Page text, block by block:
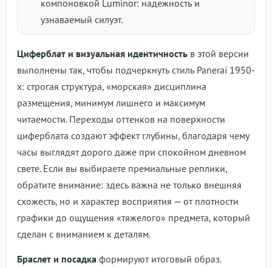
компоновкой Luminor: надежность и
узнаваемый силуэт.
Циферблат и визуальная идентичность в этой версии
выполнены так, чтобы подчеркнуть стиль Panerai 1950-
х: строгая структура, «морская» дисциплина
размещения, минимум лишнего и максимум
читаемости. Переходы оттенков на поверхности
циферблата создают эффект глубины, благодаря чему
часы выглядят дорого даже при спокойном дневном
свете. Если вы выбираете премиальные реплики,
обратите внимание: здесь важна не только внешняя
схожесть, но и характер восприятия — от плотности
графики до ощущения «тяжелого» предмета, который
сделан с вниманием к деталям.
Браслет и посадка формируют итоговый образ.